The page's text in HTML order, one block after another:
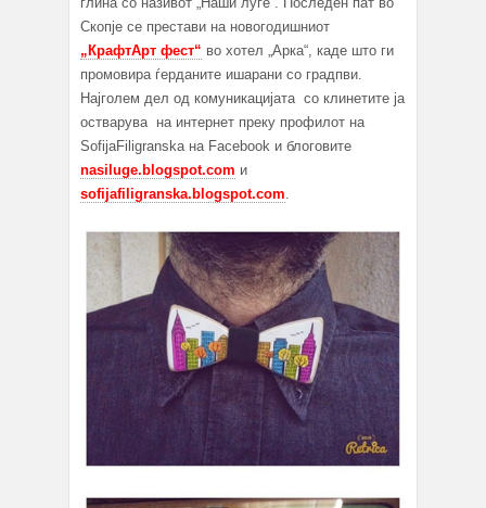
Скопје се престави на новогодишниот
„КрафтАрт фест“ во хотел „Арка“, каде што ги
промовира ѓерданите ишарани со градпви.
Најголем дел од комуникацијата со клинетите ја
остварува на интернет преку профилот на
SofijaFiligranska на Facebook и блоговите
nasiluge.blogspot.com и
sofijafiligranska.blogspot.com